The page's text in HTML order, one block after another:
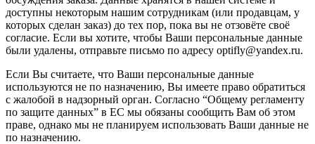
доступны некоторым нашим сотрудникам (или продавцам, у
которых сделан заказ) до тех пор, пока вы не отзовёте своё
согласие. Если вы хотите, чтобы Ваши персональные данные
были удалены, отправьте письмо по адресу optifly@yandex.ru.
Если Вы считаете, что Ваши персональные данные
используются не по назначению, Вы имеете право обратиться
с жалобой в надзорный орган. Согласно “Общему регламенту
по защите данных” в ЕС мы обязаны сообщить Вам об этом
праве, однако мы не планируем использовать Ваши данные не
по назначению.